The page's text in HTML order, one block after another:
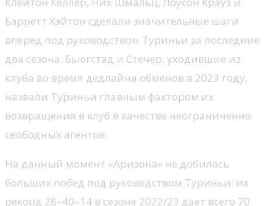
Барретт Хэйтон сделали значительные шаги
вперед под руководством Туриньи за последние
два сезона. Бьюгстад ​​и Стечер, уходившие из
клуба во время дедлайна обменов в 2023 году,
назвали Туриньи главным фактором их
возвращения в клуб в качестве неограниченно
свободных агентов.
На данный момент «Аризона» не добилась
больших побед под руководством Туриньи: их
рекорд 28–40–14 в сезоне 2022/23 дает всего 70